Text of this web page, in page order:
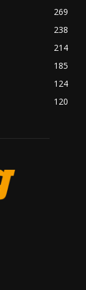
269
238
214
185
124
120